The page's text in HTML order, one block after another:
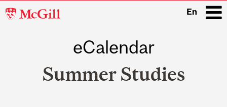
McGill
En
eCalendar
Summer Studies